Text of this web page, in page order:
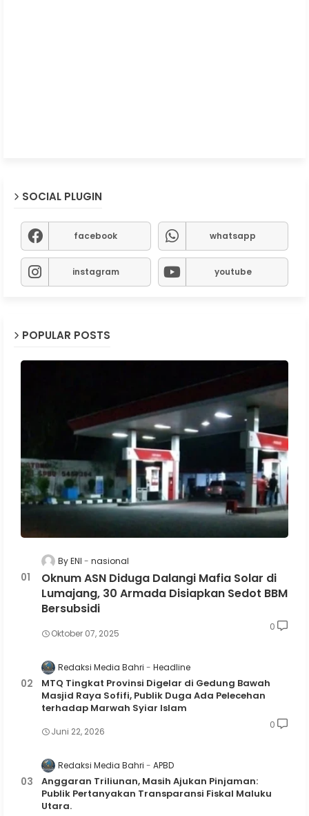
SOCIAL PLUGIN
facebook whatsapp
instagram youtube
POPULAR POSTS
By ENI nasional
Oknum ASN Diduga Dalangi Mafia Solar di
Lumajang, 30 Armada Disiapkan Sedot BBM
Bersubsidi
Oktober 07, 2025
0
Redaksi Media Bahri Headline
MTQ Tingkat Provinsi Digelar di Gedung Bawah
Masjid Raya Sofifi, Publik Duga Ada Pelecehan
terhadap Marwah Syiar Islam
Juni 22, 2026
0
Redaksi Media Bahri APBD
Anggaran Triliunan, Masih Ajukan Pinjaman:
Publik Pertanyakan Transparansi Fiskal Maluku
Utara.